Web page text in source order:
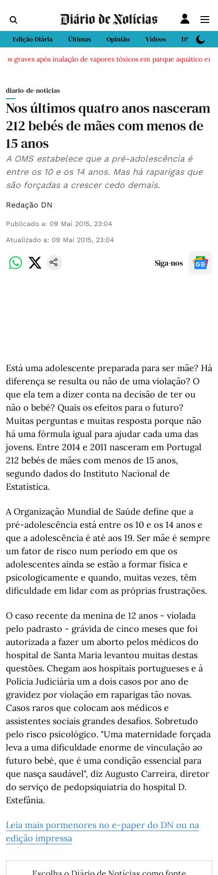
Edição Diária Últimas Opinião Vídeos DN Sport
graves após inalação de vapores tóxicos em parque aquático em
diario-de-noticias
Nos últimos quatro anos nasceram
212 bebés de mães com menos de
15 anos
A OMS estabelece que a pré-adolescência é
entre os 10 e os 14 anos. Mas há raparigas que
são forçadas a crescer cedo demais.
Redação DN
Publicado a: 09 Mai 2015, 23:04
Atualizado a: 09 Mai 2015, 23:04
Siga-nos
Está uma adolescente preparada para ser mãe? Há
diferença se resulta ou não de uma violação? O
que ela tem a dizer conta na decisão de ter ou
não o bebé? Quais os efeitos para o futuro?
Muitas perguntas e muitas resposta porque não
há uma fórmula igual para ajudar cada uma das
jovens. Entre 2014 e 2011 nasceram em Portugal
212 bebés de mães com menos de 15 anos,
segundo dados do Instituto Nacional de
Estatística.
A Organização Mundial de Saúde define que a
pré-adolescência está entre os 10 e os 14 anos e
que a adolescência é até aos 19. Ser mãe é sempre
um fator de risco num período em que os
adolescentes ainda se estão a formar física e
psicologicamente e quando, muitas vezes, têm
dificuldade em lidar com as próprias frustrações.
O caso recente da menina de 12 anos - violada
pelo padrasto - grávida de cinco meses que foi
autorizada a fazer um aborto pelos médicos do
hospital de Santa Maria levantou muitas destas
questões. Chegam aos hospitais portugueses e à
Polícia Judiciária um a dois casos por ano de
gravidez por violação em raparigas tão novas.
Casos raros que colocam aos médicos e
assistentes sociais grandes desafios. Sobretudo
pelo risco psicológico. "Uma maternidade forçada
leva a uma dificuldade enorme de vinculação ao
futuro bebé, que é uma condição essencial para
que nasça saudável", diz Augusto Carreira, diretor
do serviço de pedopsiquiatria do hospital D.
Estefânia.
Leia mais pormenores no e-paper do DN ou na
edição impressa